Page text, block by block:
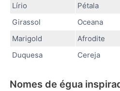
Lírio
Pétala
Girassol
Oceana
Marigold
Afrodite
Duquesa
Cereja
Nomes de égua